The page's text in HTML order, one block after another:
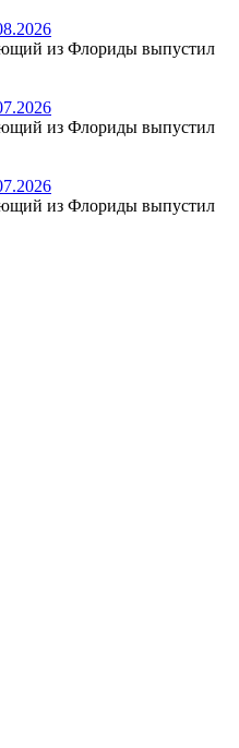
из Флориды выпустил
из Флориды выпустил
из Флориды выпустил